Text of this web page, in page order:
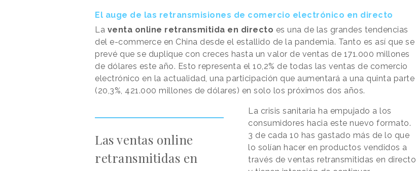
El auge de las retransmisiones de comercio electrónico en directo
La venta online retransmitida en directo es una de las grandes tendencias
del e-commerce en China desde el estallido de la pandemia. Tanto es así que se
prevé que se duplique con creces hasta un valor de ventas de 171.000 millones
de dólares este año. Esto representa el 10,2% de todas las ventas de comercio
electrónico en la actualidad, una participación que aumentará a una quinta parte
(20,3%, 421.000 millones de dólares) en solo los próximos dos años.
Las ventas online
retransmitidas en
La crisis sanitaria ha empujado a los
consumidores hacia este nuevo formato.
3 de cada 10 has gastado más de lo que
lo solían hacer en productos vendidos a
través de ventas retransmitidas en directo